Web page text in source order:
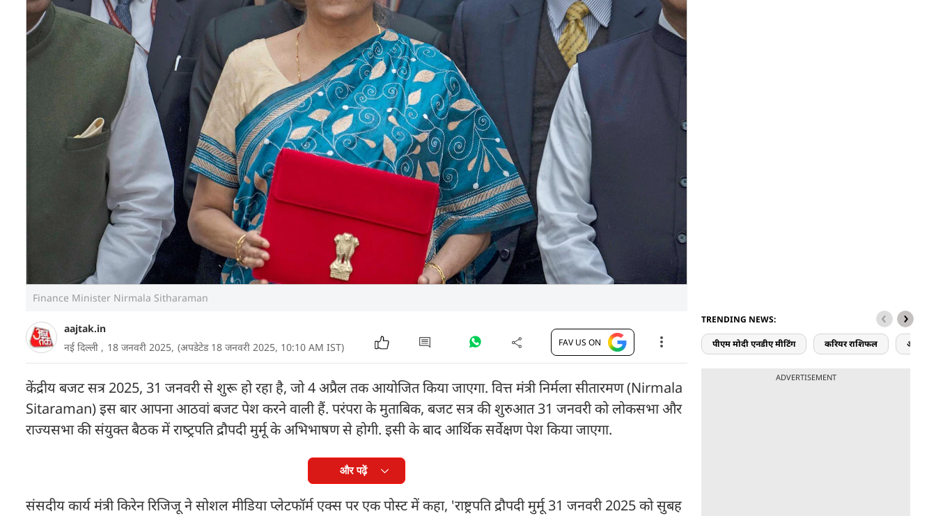
Finance Minister Nirmala Sitharaman
aajtak.in
नई दिल्‍ली , 18 जनवरी 2025, (अपडेटेड 18 जनवरी 2025, 10:10 AM IST) FAV US ON
केंद्रीय बजट सत्र 2025, 31 जनवरी से शुरू हो रहा है, जो 4 अप्रैल तक आयोजित किया जाएगा. वित्त मंत्री निर्मला सीतारमण (Nirmala
Sitaraman) इस बार आपना आठवां बजट पेश करने वाली हैं. परंपरा के मुताबिक, बजट सत्र की शुरुआत 31 जनवरी को लोकसभा और
राज्‍यसभा की संयुक्‍त बैठक में राष्‍ट्रपति द्रौपदी मुर्मू के अभिभाषण से होगी. इसी के बाद आर्थिक सर्वेक्षण पेश किया जाएगा.
और पढ़ें
संसदीय कार्य मंत्री किरेन रिजिजू ने सोशल मीडिया प्‍लेटफॉर्म एक्स पर एक पोस्ट में कहा, 'राष्ट्रपति द्रौपदी मुर्मू 31 जनवरी 2025 को सुबह
TRENDING NEWS:
पीएम मोदी एनडीए मीटिंग करियर राशिफल आज का
ADVERTISEMENT